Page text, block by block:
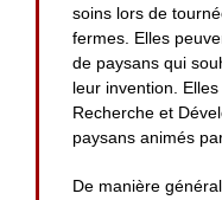
soins lors de
fermes. Elles
de paysans qui
leur invention.
Recherche et
paysans animés
De manière